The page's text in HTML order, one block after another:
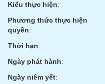
Kiểu thực hiện:
Phương thức thực hiện
quyền:
Thời hạn:
Ngày phát hành:
Ngày niêm yết:
Mã
chứng
khoán
(-)
Lãnh